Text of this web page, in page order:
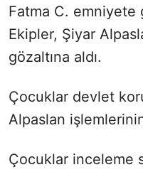
Fatma C.
Ekipler, Şiyar
gözaltına aldı.
Çocuklar devlet
Alpaslan
Çocuklar inceleme